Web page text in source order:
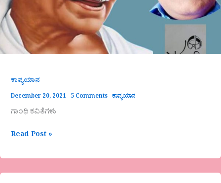
ಕಾವ್ಯಯಾನ
December 20, 2021 5 Comments ಕಾವ್ಯಯಾನ
ಗಾಂಧಿ ಕವಿತೆಗಳು
Read Post »